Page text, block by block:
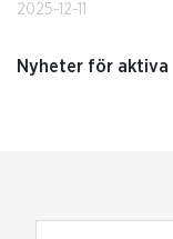
2025-12-11
Nyheter för aktiva